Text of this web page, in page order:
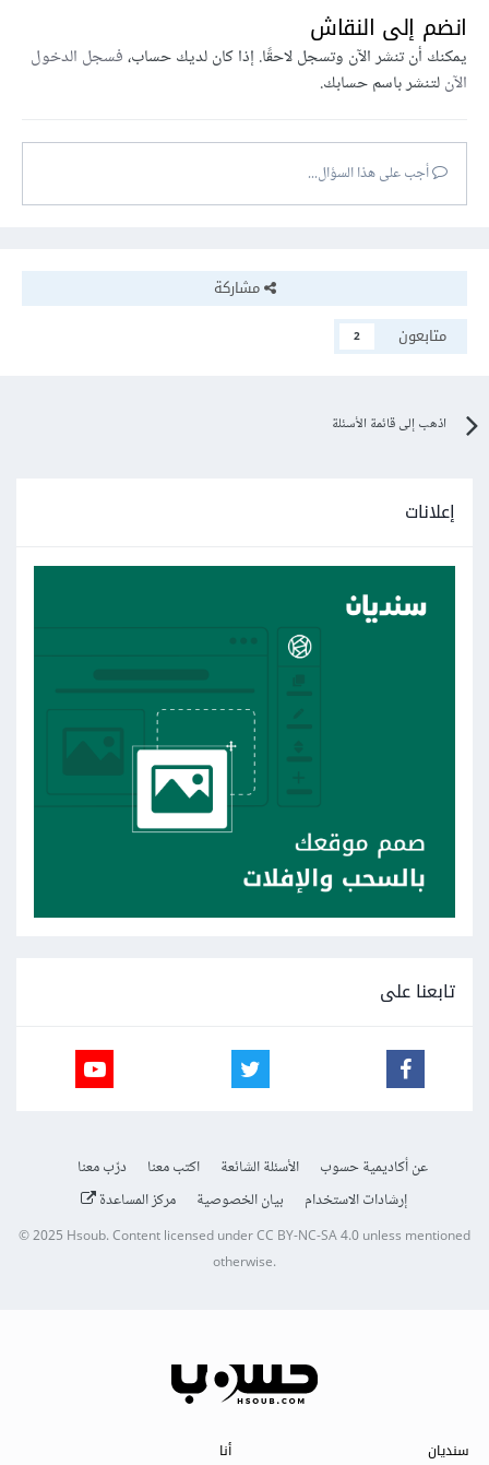
انضم إلى النقاش
يمكنك أن تنشر الآن وتسجل لاحقًا. إذا كان لديك حساب،فسجل الدخول
الآنلتنشر باسم حسابك.
أجب على هذا السؤال...
مشاركة
متابعون
2
اذهب إلى قائمة الأسئلة
إعلانات
تابعنا على
عن أكاديمية حسوب الأسئلة الشائعة اكتب معنا
درّب معنا
إرشادات الاستخدام
بيان الخصوصية مركز المساعدة
© 2025Hsoub.Content licensed underCC BY-NC-SA 4.0unless mentioned
otherwise.